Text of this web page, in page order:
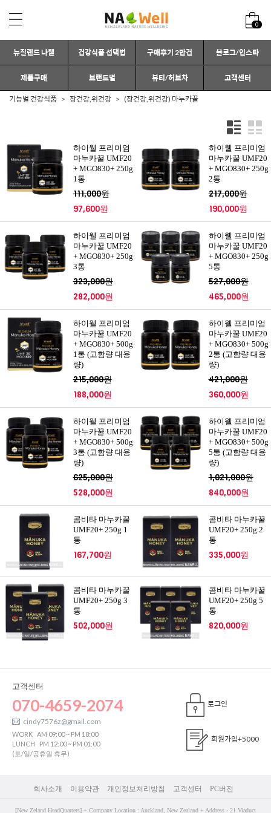
0
뉴질랜드 나웰 건강식품 선택법 구매후기 2만건 블로그/인스타
제품구매 브랜드별 뷰티/허브차 고객센터
기능별 건강식품 장건강,위건강 (장건강,위건강) 마누카꿀
하이웰 프리미엄
마누카꿀 UMF20
+ MGO830+ 250g
1통
111,000원
97,600원
하이웰 프리미엄
마누카꿀 UMF20
+ MGO830+ 250g
2통
217,000원
190,000원
하이웰 프리미엄
마누카꿀 UMF20
+ MGO830+ 250g
3통
323,000원
282,000원
하이웰 프리미엄
마누카꿀 UMF20
+ MGO830+ 250g
5통
527,000원
465,000원
하이웰 프리미엄
마누카꿀 UMF20
+ MGO830+ 500g
1통 (고함량 대용
량)
215,000원
188,000원
하이웰 프리미엄
마누카꿀 UMF20
+ MGO830+ 500g
2통 (고함량 대용
량)
421,000원
360,000원
하이웰 프리미엄
마누카꿀 UMF20
+ MGO830+ 500g
3통 (고함량 대용
량)
625,000원
528,000원
하이웰 프리미엄
마누카꿀 UMF20
+ MGO830+ 500g
5통 (고함량 대용
량)
1,021,000원
840,000원
콤비타 마누카꿀
UMF20+ 250g 1
통
167,700원
콤비타 마누카꿀
UMF20+ 250g 2
통
335,000원
콤비타 마누카꿀
UMF20+ 250g 3
통
502,000원
콤비타 마누카꿀
UMF20+ 250g 5
통
820,000원
고객센터
070-4659-2074
cindy7576z@gmail.com
WORK AM 09:00 ~ PM 18:00
LUNCH
PM 12:00 ~ PM 01:00
(토/일/공휴일 휴무)
로그인
회원가입+5000
회사소개 이용약관 개인정보처리방침 고객센터 PC버전
[New Zeland HeadQuarters] + Company Location : Auckland, New Zealand + Address - 21 Viaduct